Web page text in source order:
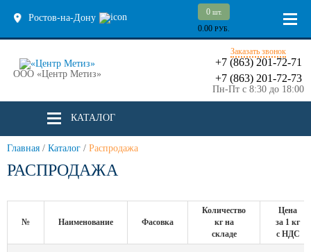
Ростов-на-Дону
0 шт.
0.00 РУБ.
ООО «Центр Метиз»
Заказать звонок
+7 (863) 201-72-71
+7 (863) 201-72-73
Пн-Пт с 8:30 до 18:00
КАТАЛОГ
Главная / Каталог / Распродажа
РАСПРОДАЖА
№ Наименование Фасовка
Количество
кг на
складе
Цена
за 1 кг
с НДС